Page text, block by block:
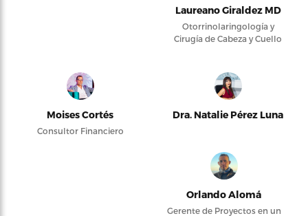
Laureano Giraldez MD
Otorrinolaringología y
Cirugía de Cabeza y Cuello
Moises Cortés
Consultor Financiero
Dra. Natalie Pérez Luna
Orlando Alomá
Gerente de Proyectos en un